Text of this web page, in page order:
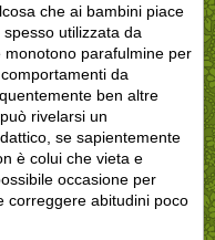
che ai bambini piace
utilizzata da
parafulmine per
da
ben altre
rivelarsi un
se sapientemente
è colui che vieta e
occasione per
correggere abitudini poco